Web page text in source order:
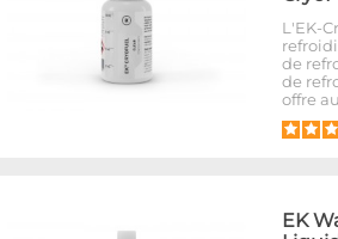
L'EK-
de
de
offre
EK